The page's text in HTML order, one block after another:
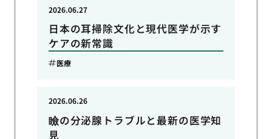
日本の耳掃除文化と現代医学が示す
ケアの新常識
2026.06.27
医療
瞼の分泌腺トラブルと最新の医学知
見
2026.06.26